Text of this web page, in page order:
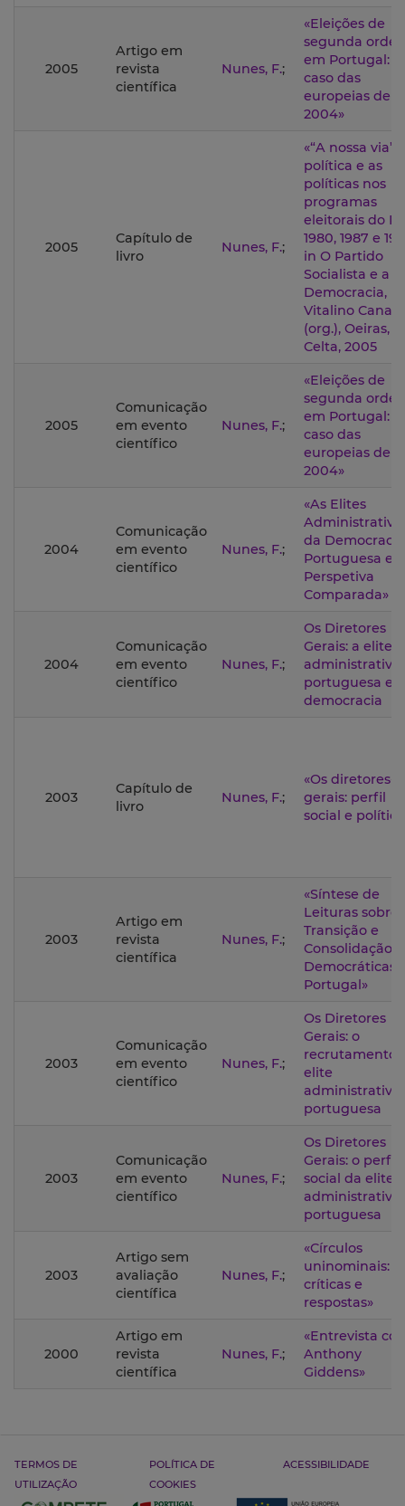
2005
Artigo em
revista
científica
Nunes, F.;
«Eleições de
segunda
em Portugal: o
caso das
europeias de
2004»
2005
Capítulo de
livro
Nunes, F.;
«“A nossa via”:
política e as
políticas nos
programas
eleitorais do
1980, 1987 e
in O Partido
Socialista e a
Democracia,
Vitalino Canas
(org.), Oeiras,
Celta, 2005
2005
Comunicação
em evento
científico
Nunes, F.;
«Eleições de
segunda
em Portugal: o
caso das
europeias de
2004»
2004
Comunicação
em evento
científico
Nunes, F.;
«As Elites
da Democracia
Portuguesa
Perspetiva
Comparada»
2004
Comunicação
em evento
científico
Nunes, F.;
Os Diretores
Gerais: a elite
administrativa
portuguesa
democracia
2003
Capítulo de
livro
Nunes, F.;
«Os diretores-
gerais: perfil
social e
2003
Artigo em
revista
científica
Nunes, F.;
«Síntese de
Leituras sobre
Transição e
Consolidação
Democráticas
Portugal»
2003
Comunicação
em evento
científico
Nunes, F.;
Os Diretores
Gerais: o
recrutamento
elite
administrativa
portuguesa
2003
Comunicação
em evento
científico
Nunes, F.;
Os Diretores
Gerais: o perfil
social da elite
administrativa
portuguesa
2003
Artigo sem
avaliação
científica
Nunes, F.;
«Círculos
uninominais:
críticas e
respostas»
2000
Artigo em
revista
científica
Nunes, F.;
«Entrevista
Anthony
Giddens»
TERMOS DE
UTILIZAÇÃO
POLÍTICA DE
COOKIES
ACESSIBILIDADE